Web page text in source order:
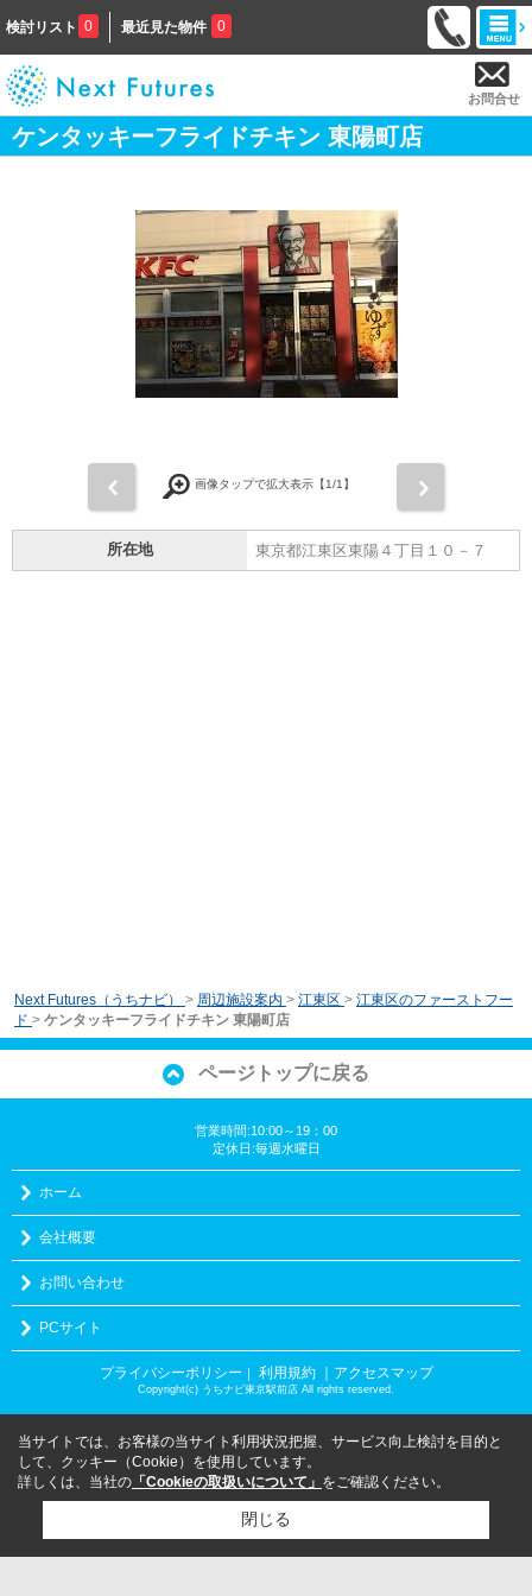
検討リスト 0 最近見た物件 0
お問合せ
ケンタッキーフライドチキン 東陽町店
画像タップで拡大表示【1/1】
所在地 東京都江東区東陽４丁目１０－７
Next Futures（うちナビ） > 周辺施設案内 > 江東区 > 江東区のファーストフー
ド > ケンタッキーフライドチキン 東陽町店
ページトップに戻る
営業時間:10:00～19：00
定休日:毎週水曜日
ホーム
会社概要
お問い合わせ
PCサイト
プライバシーポリシー ｜ 利用規約 ｜アクセスマップ
Copyright(c) うちナビ東京駅前店 All rights reserved.
当サイトでは、お客様の当サイト利用状況把握、サービス向上検討を目的と
して、クッキー（Cookie）を使用しています。
詳しくは、当社の 「Cookieの取扱いについて」 をご確認ください。
閉じる